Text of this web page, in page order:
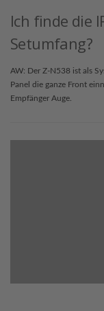
Ich finde die
Setumfang?
AW: Der Z-N538 ist als
Panel die ganze Front
Empfänger Auge.